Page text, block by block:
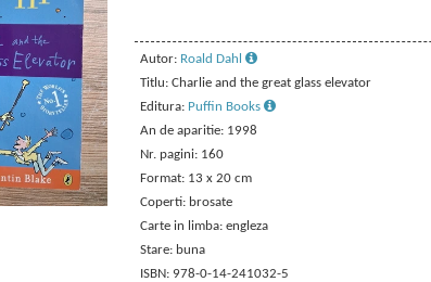
Autor: Roald Dahl
Titlu: Charlie and the great glass elevator
Editura: Puffin Books
An de aparitie: 1998
Nr. pagini: 160
Format: 13 x 20 cm
Coperti: brosate
Carte in limba: engleza
Stare: buna
ISBN: 978-0-14-241032-5